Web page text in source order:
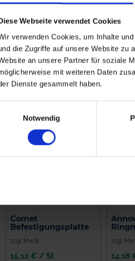
Diese Webseite verwendet Cookies
verwenden Cookies, um Inhalte
die Zugriffe auf unsere Website zu
an unsere Partner für soziale
mit weiteren Daten
Dienste gesammelt haben.
Notwendig
Comet Windkessel
zzgl. MwSt.
134,41 € / St
IN DEN
WARENKORB
334553
zzgl.
Comet
Befestigungsplatte
zzgl. MwSt.
15,12 € / St
zzgl.
14,18